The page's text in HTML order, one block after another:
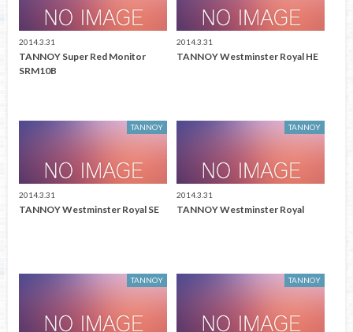
2014.3.31
TANNOY Super Red Monitor
SRM10B
2014.3.31
TANNOY Westminster Royal HE
TANNOY
2014.3.31
TANNOY Westminster Royal SE
TANNOY
2014.3.31
TANNOY Westminster Royal
TANNOY TANNOY